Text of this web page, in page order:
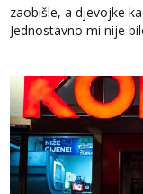
zaobišle, a djevojke
Jednostavno mi nije